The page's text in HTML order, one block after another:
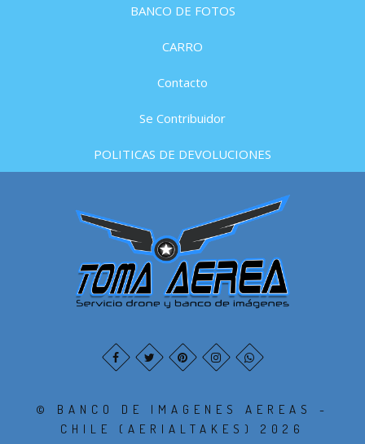
BANCO DE FOTOS
CARRO
Contacto
Se Contribuidor
POLITICAS DE DEVOLUCIONES
© BANCO DE IMAGENES AEREAS -
CHILE (AERIALTAKES) 2026